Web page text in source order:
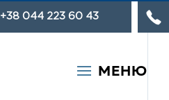
МЕНЮ
+38 044 223 60 43